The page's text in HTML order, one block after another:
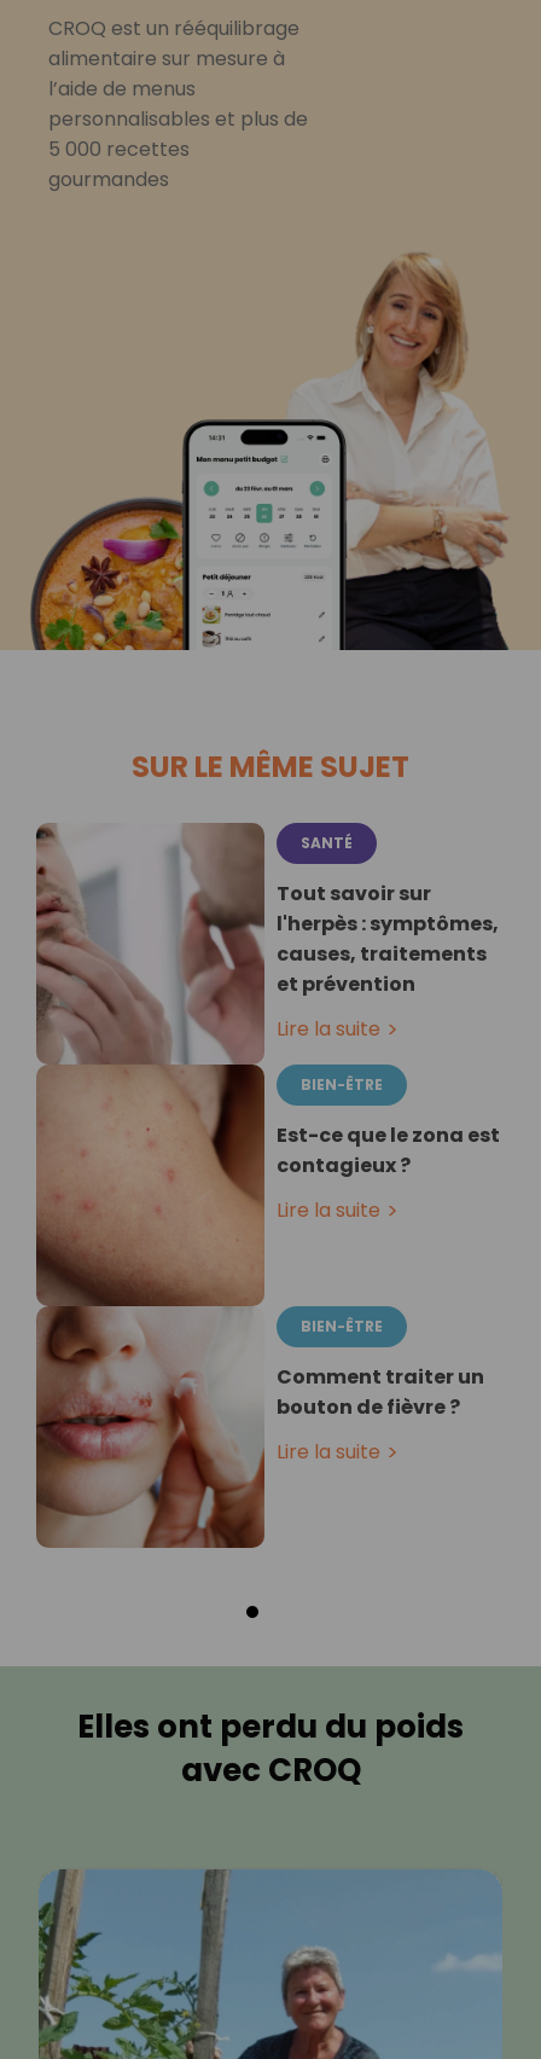
CROQ est un rééquilibrage
alimentaire sur mesure à
l’aide de menus
personnalisables et plus de
5 000 recettes
gourmandes
SUR LE MÊME SUJET
SANTÉ
Tout savoir sur
l'herpès : symptômes,
causes, traitements
et prévention
Lire la suite
BIEN-ÊTRE
Est-ce que le zona est
contagieux ?
Lire la suite
BIEN-ÊTRE
Comment traiter un
bouton de fièvre ?
Lire la suite
Elles ont perdu du poids
avec CROQ